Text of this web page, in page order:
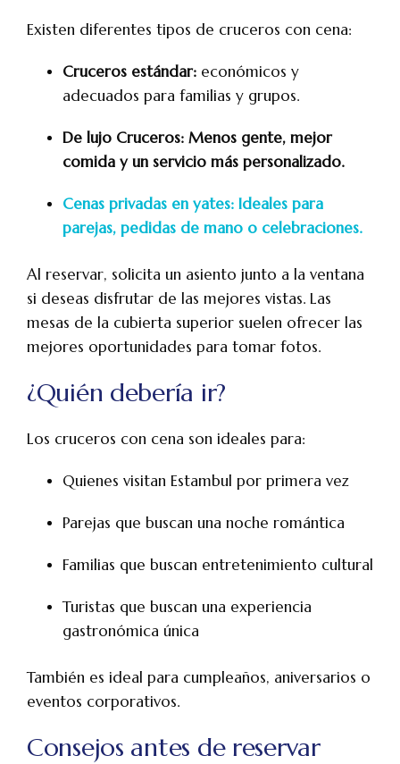
Existen diferentes tipos de cruceros con cena:
Cruceros estándar: económicos y
adecuados para familias y grupos.
De lujo Cruceros: Menos gente, mejor
comida y un servicio más personalizado.
Cenas privadas en yates: Ideales para
parejas, pedidas de mano o celebraciones.
Al reservar, solicita un asiento junto a la ventana
si deseas disfrutar de las mejores vistas. Las
mesas de la cubierta superior suelen ofrecer las
mejores oportunidades para tomar fotos.
¿Quién debería ir?
Los cruceros con cena son ideales para:
Quienes visitan Estambul por primera vez
Parejas que buscan una noche romántica
Familias que buscan entretenimiento cultural
Turistas que buscan una experiencia
gastronómica única
También es ideal para cumpleaños, aniversarios o
eventos corporativos.
Consejos antes de reservar